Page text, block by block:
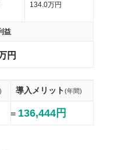
134.0万円
益
円
導入メリット(年間)
= 136,444円